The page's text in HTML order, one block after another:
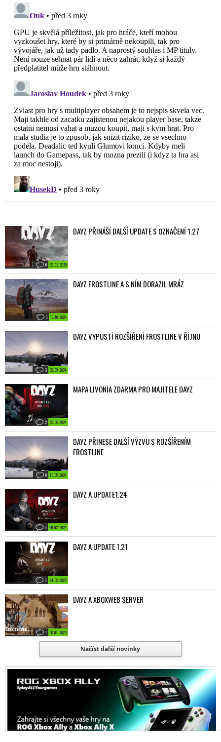
26. 02. 2025
0
DAYZ PŘINÁŠÍ DALŠÍ UPDATE S OZNAČENÍ 1.27
16. 10. 2024
0
DAYZ FROSTLINE A S NÍM DORAZIL MRÁZ
27. 09. 2024
3
DAYZ VYPUSTÍ ROZŠÍŘENÍ FROSTLINE V ŘÍJNU
28. 05. 2024
2
MAPA LIVONIA ZDARMA PRO MAJITELE DAYZ
13. 05. 2024
0
DAYZ PŘINESE DALŠÍ VÝZVU S ROZŠÍŘENÍM
FROSTLINE
20. 02. 2024
0
DAYZ A UPDATE1.24
24. 05. 2023
0
DAYZ A UPDATE 1.21
06. 04. 2023
1
DAYZ A XBOXWEB SERVER
Načíst další novinky